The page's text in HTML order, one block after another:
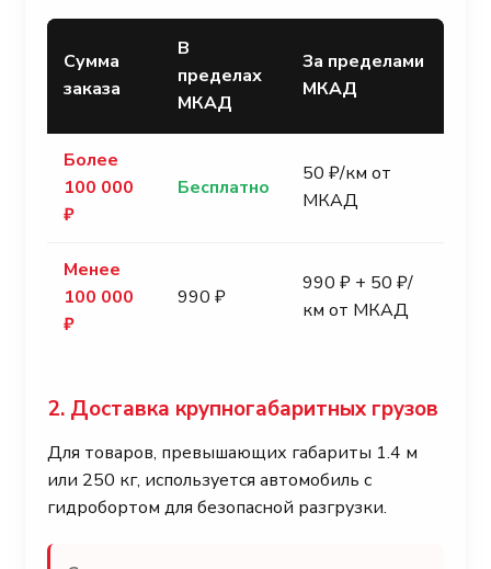
Сумма
заказа
В
пределах
МКАД
За пределами
МКАД
Более
100 000
₽
Бесплатно
50 ₽/км от
МКАД
Менее
100 000
₽
990 ₽
990 ₽ + 50 ₽/
км от МКАД
2. Доставка крупногабаритных грузов
Для товаров, превышающих габариты 1.4 м
или 250 кг, используется автомобиль с
гидробортом для безопасной разгрузки.